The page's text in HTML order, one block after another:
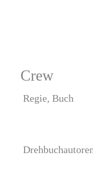
Crew
Regie, Buch